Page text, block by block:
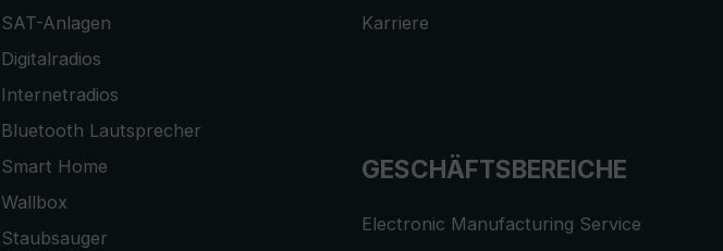
SAT-Anlagen
Digitalradios
Internetradios
Bluetooth Lautsprecher
Smart Home
Wallbox
Staubsauger
Karriere
GESCHÄFTSBEREICHE
Electronic Manufacturing Service